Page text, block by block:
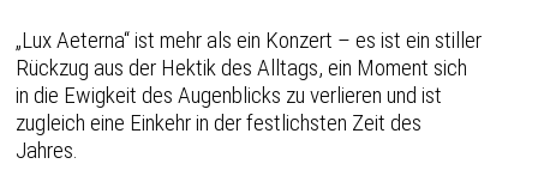
„Lux Aeterna“ ist mehr als ein Konzert – es ist ein stiller
Rückzug aus der Hektik des Alltags, ein Moment sich
in die Ewigkeit des Augenblicks zu verlieren und ist
zugleich eine Einkehr in der festlichsten Zeit des
Jahres.